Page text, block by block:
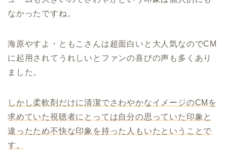
なかったですね。
海原やすよ・ともこさんは超面白いと大人気なのでCM
に起用されてうれしいとファンの喜びの声も多くあり
ました。
しかし柔軟剤だけに清潔でさわやかなイメージのCMを
求めていた視聴者にとっては自分の思っていた印象と
違ったため不快な印象を持った人もいたということで
す。